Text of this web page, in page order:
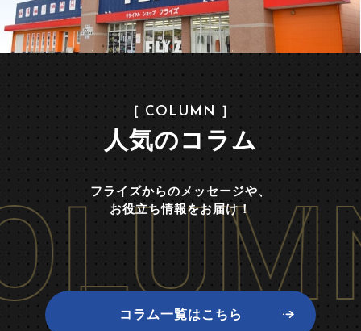
［ COLUMN ］
人気のコラム
フライズからのメッセージや、
お役立ち情報をお届け！
コラム一覧はこちら